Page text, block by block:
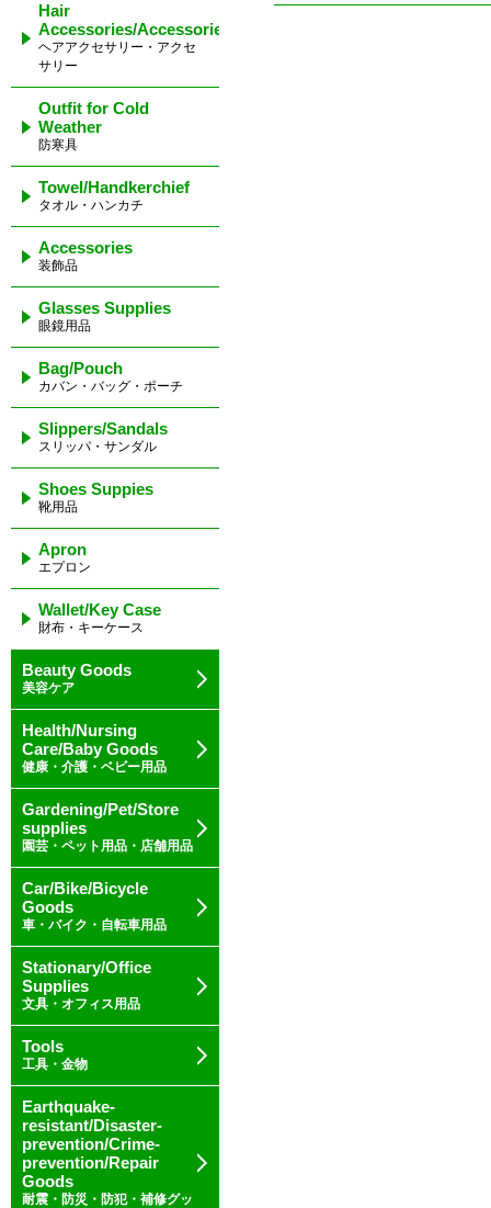
Hair
Accessories/Accessories
ヘアアクセサリー・アクセ
サリー
Outfit for Cold
Weather
防寒具
Towel/Handkerchief
タオル・ハンカチ
Accessories
装飾品
Glasses Supplies
眼鏡用品
Bag/Pouch
カバン・バッグ・ポーチ
Slippers/Sandals
スリッパ・サンダル
Shoes Suppies
靴用品
Apron
エプロン
Wallet/Key Case
財布・キーケース
Beauty Goods
美容ケア
Health/Nursing
Care/Baby Goods
健康・介護・ベビー用品
Gardening/Pet/Store
supplies
園芸・ペット用品・店舗用品
Car/Bike/Bicycle
Goods
車・バイク・自転車用品
Stationary/Office
Supplies
文具・オフィス用品
Tools
工具・金物
Earthquake-
resistant/Disaster-
prevention/Crime-
prevention/Repair
Goods
耐震・防災・防犯・補修グッ